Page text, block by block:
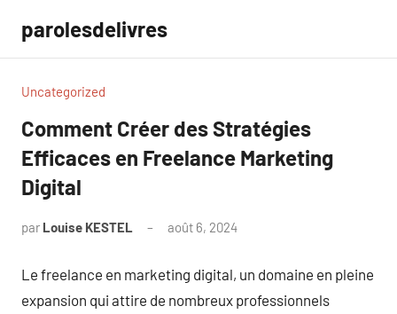
contenu
parolesdelivres
Uncategorized
Comment Créer des Stratégies
Efficaces en Freelance Marketing
Digital
par Louise KESTEL août 6, 2024
Le freelance en marketing digital, un domaine en pleine
expansion qui attire de nombreux professionnels